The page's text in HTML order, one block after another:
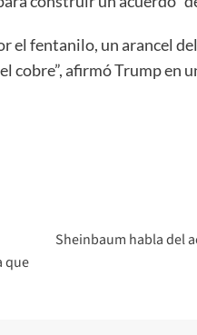
el fentanilo, un arancel
cobre”, afirmó Trump en
que
Sheinbaum habla del